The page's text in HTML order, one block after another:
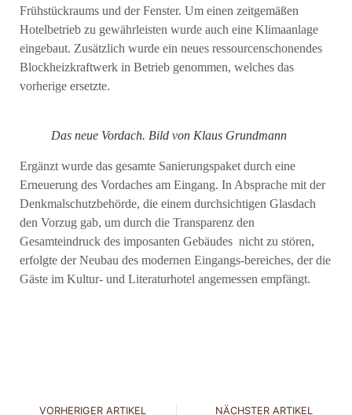
Frühstückraums und der Fenster. Um einen zeitgemäßen
Hotelbetrieb zu gewährleisten wurde auch eine Klimaanlage
eingebaut. Zusätzlich wurde ein neues ressourcenschonendes
Blockheizkraftwerk in Betrieb genommen, welches das
vorherige ersetzte.
Das neue Vordach. Bild von Klaus Grundmann
Ergänzt wurde das gesamte Sanierungspaket durch eine
Erneuerung des Vordaches am Eingang. In Absprache mit der
Denkmalschutzbehörde, die einem durchsichtigen Glasdach
den Vorzug gab, um durch die Transparenz den
Gesamteindruck des imposanten Gebäudes nicht zu stören,
erfolgte der Neubau des modernen Eingangs-bereiches, der die
Gäste im Kultur- und Literaturhotel angemessen empfängt.
VORHERIGER ARTIKEL NÄCHSTER ARTIKEL